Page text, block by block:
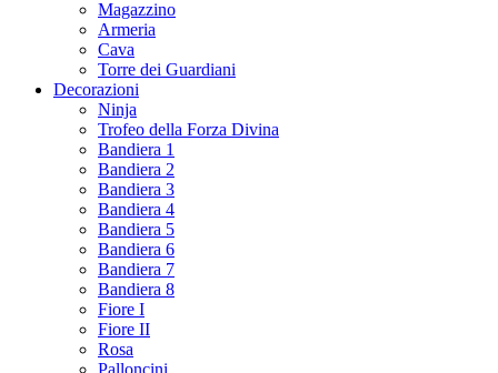
Magazzino
Armeria
Cava
Torre dei Guardiani
Decorazioni
Ninja
Trofeo della Forza Divina
Bandiera 1
Bandiera 2
Bandiera 3
Bandiera 4
Bandiera 5
Bandiera 6
Bandiera 7
Bandiera 8
Fiore I
Fiore II
Rosa